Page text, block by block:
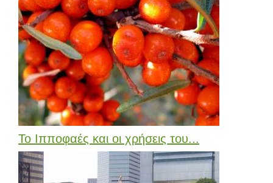
Το Ιπποφαές και οι χρήσεις του...